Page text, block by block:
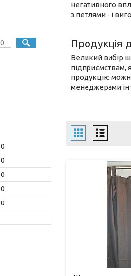
негативного
з петлями - і
Продукція
Великий вибір
підприємствам,
продукцію
менеджерами